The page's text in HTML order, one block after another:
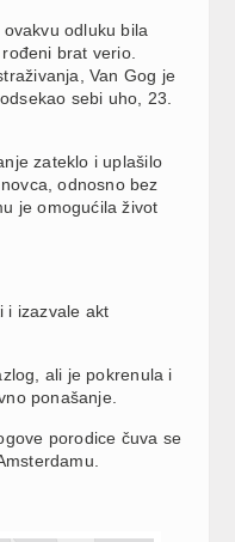
odluku bila
brat verio.
Van Gog je
sebi uho, 23.
zateklo i uplašilo
odnosno bez
je omogućila život
i izazvale akt
ali je pokrenula i
ponašanje.
porodice čuva se